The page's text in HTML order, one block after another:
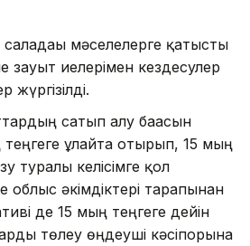
мәселелерге қатысты
иелерімен кездесулер
жүргізілді.
сатып алу бағасын
ұлғайта отырып, 15 мың
туралы келісімге қол
облыс әкімдіктері тарапынан
де 15 мың теңгеге дейін
төлеу өңдеуші кәсіпорынға